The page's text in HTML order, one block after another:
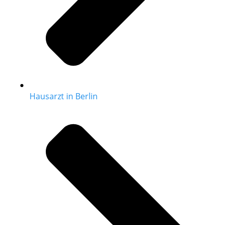
Hausarzt in Berlin